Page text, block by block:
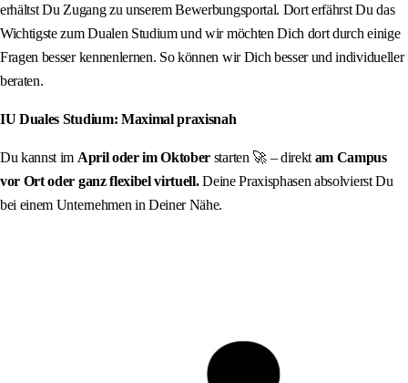
erhältst Du Zugang zu unserem Bewerbungsportal. Dort erfährst Du das
Wichtigste zum Dualen Studium und wir möchten Dich dort durch einige
Fragen besser kennenlernen. So können wir Dich besser und individueller
beraten.
IU Duales Studium: Maximal praxisnah
Du kannst im April oder im Oktober starten 🚀 – direkt am Campus
vor Ort oder ganz flexibel virtuell.Deine Praxisphasen absolvierst Du
bei einem Unternehmen in Deiner Nähe.